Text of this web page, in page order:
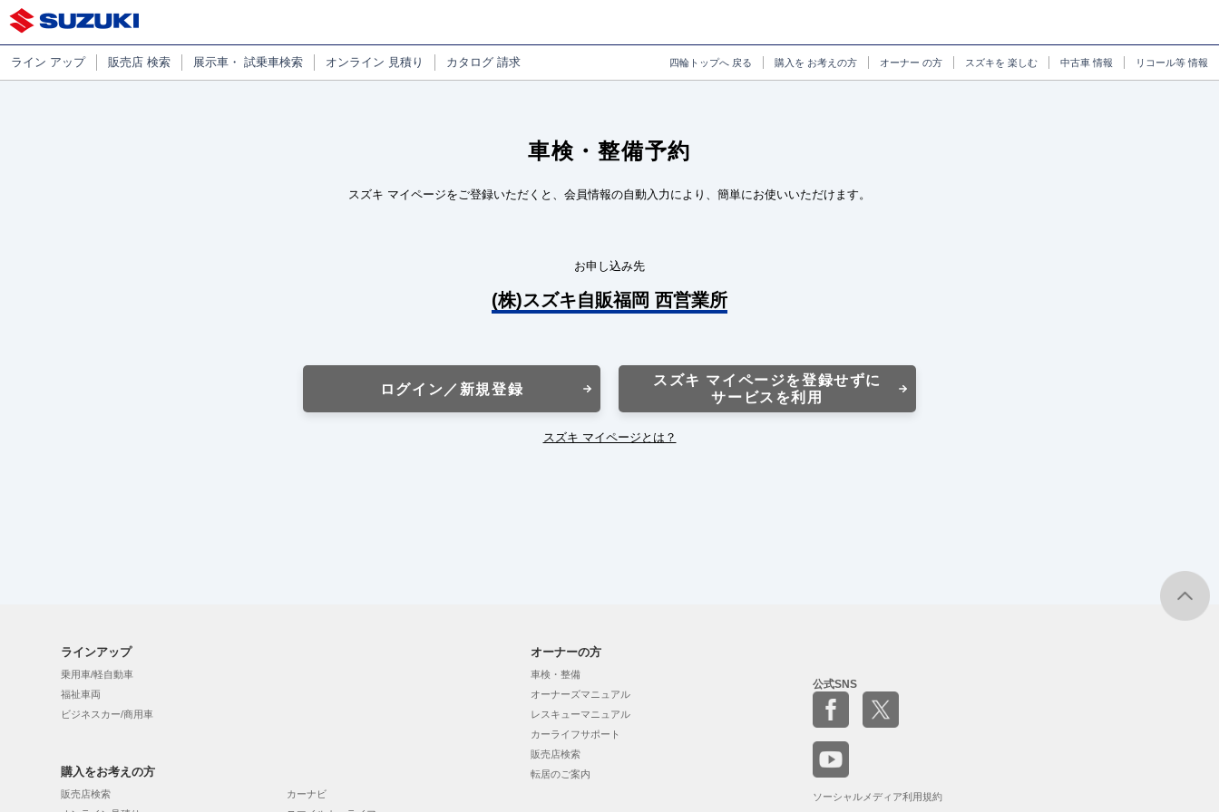
ライン アップ 販売店 検索 展示車・ 試乗車検索 オンライン 見積り カタログ 請求 四輪トップへ 戻る 購入を お考えの方 オーナー の方 スズキを 楽しむ 中古車情報 リコール等情報
車検・整備予約
スズキ マイページをご登録いただくと、会員情報の自動入力により、簡単にお使いいただけます。
お申し込み先
(株)スズキ自販福岡 西営業所
ログイン／新規登録
スズキ マイページを登録せずに
サービスを利用
スズキ マイページとは？
ラインアップ
乗用車/軽自動車
福祉車両
ビジネスカー/商用車
購入をお考えの方
販売店検索
カーナビ
オーナーの方
車検・整備
オーナーズマニュアル
レスキューマニュアル
カーライフサポート
販売店検索
転居のご案内
公式SNS
ソーシャルメディア利用規約